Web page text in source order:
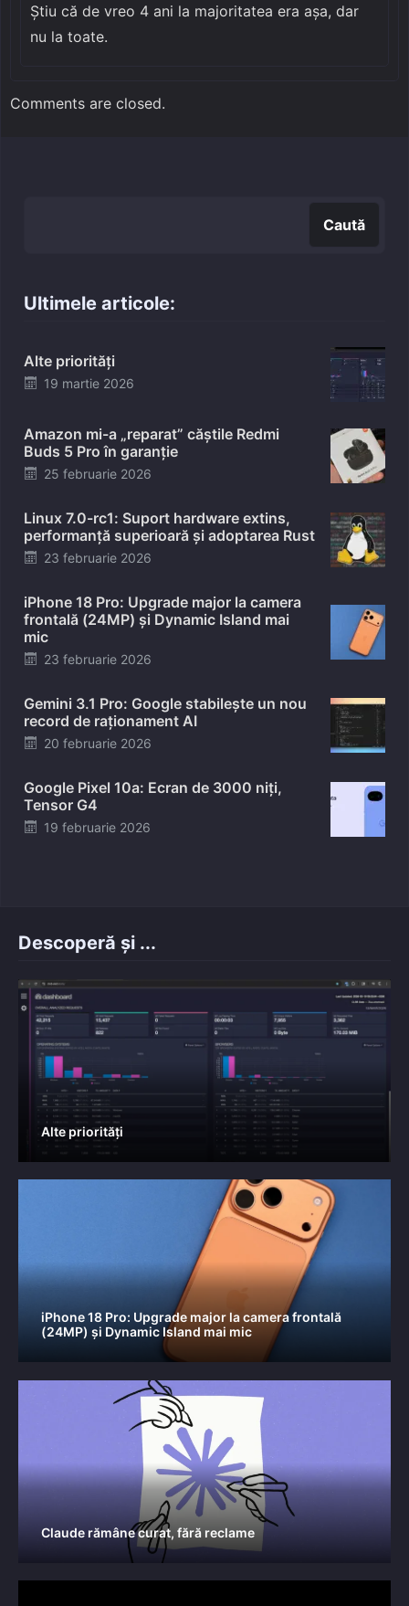
Știu că de vreo 4 ani la majoritatea era așa, dar
nu la toate.
Comments are closed.
Caută
Ultimele articole:
Alte priorități
Posted
19 martie 2026
Amazon mi-a „reparat” căștile Redmi
Buds 5 Pro în garanție
Posted
25 februarie 2026
Linux 7.0-rc1: Suport hardware extins,
performanță superioară și adoptarea Rust
Posted
23 februarie 2026
iPhone 18 Pro: Upgrade major la camera
frontală (24MP) și Dynamic Island mai
mic
Posted
23 februarie 2026
Gemini 3.1 Pro: Google stabilește un nou
record de raționament AI
Posted
20 februarie 2026
Google Pixel 10a: Ecran de 3000 niți,
Tensor G4
Posted
19 februarie 2026
Descoperă și ...
Alte priorități
iPhone 18 Pro: Upgrade major la camera frontală
(24MP) și Dynamic Island mai mic
Claude rămâne curat, fără reclame